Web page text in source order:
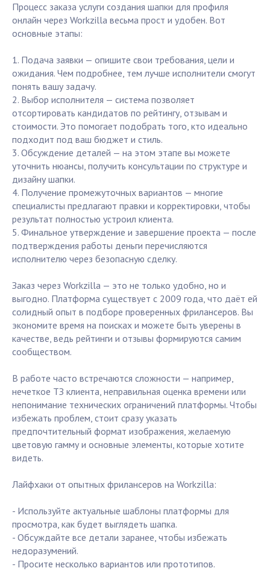
Процесс заказа услуги создания шапки для профиля
онлайн через Workzilla весьма прост и удобен. Вот
основные этапы:
1. Подача заявки — опишите свои требования, цели и
ожидания. Чем подробнее, тем лучше исполнители смогут
понять вашу задачу.
2. Выбор исполнителя — система позволяет
отсортировать кандидатов по рейтингу, отзывам и
стоимости. Это помогает подобрать того, кто идеально
подходит под ваш бюджет и стиль.
3. Обсуждение деталей — на этом этапе вы можете
уточнить нюансы, получить консультации по структуре и
дизайну шапки.
4. Получение промежуточных вариантов — многие
специалисты предлагают правки и корректировки, чтобы
результат полностью устроил клиента.
5. Финальное утверждение и завершение проекта — после
подтверждения работы деньги перечисляются
исполнителю через безопасную сделку.
Заказ через Workzilla — это не только удобно, но и
выгодно. Платформа существует с 2009 года, что даёт ей
солидный опыт в подборе проверенных фрилансеров. Вы
экономите время на поисках и можете быть уверены в
качестве, ведь рейтинги и отзывы формируются самим
сообществом.
В работе часто встречаются сложности — например,
нечеткое ТЗ клиента, неправильная оценка времени или
непонимание технических ограничений платформы. Чтобы
избежать проблем, стоит сразу указать
предпочтительный формат изображения, желаемую
цветовую гамму и основные элементы, которые хотите
видеть.
Лайфхаки от опытных фрилансеров на Workzilla:
- Используйте актуальные шаблоны платформы для
просмотра, как будет выглядеть шапка.
- Обсуждайте все детали заранее, чтобы избежать
недоразумений.
- Просите несколько вариантов или прототипов.